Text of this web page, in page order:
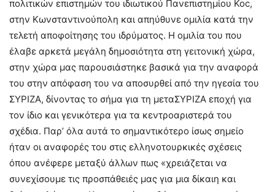
πολιτικών επιστημών του ιδιωτικού Πανεπιστημίου Koc,
στην Κωνσταντινούπολη και απηύθυνε ομιλία κατά την
τελετή αποφοίτησης του ιδρύματος. Η ομιλία του που
έλαβε αρκετά μεγάλη δημοσιότητα στη γειτονική χώρα,
στην χώρα μας παρουσιάστηκε βασικά για την αναφορά
του στην απόφαση του να αποσυρθεί από την ηγεσία του
ΣΥΡΙΖΑ, δίνοντας το σήμα για τη μεταΣΥΡΙΖΑ εποχή για
τον ίδιο και γενικότερα για τα κεντροαριστερά του
σχέδια. Παρ’ όλα αυτά το σημαντικότερο ίσως σημείο
ήταν οι αναφορές του στις ελληνοτουρκικές σχέσεις
όπου ανέφερε μεταξύ άλλων πως «χρειάζεται να
συνεχίσουμε τις προσπάθειές μας για μια δίκαιη και